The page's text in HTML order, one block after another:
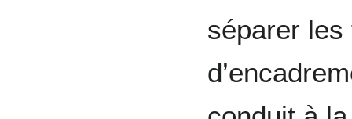
séparer les